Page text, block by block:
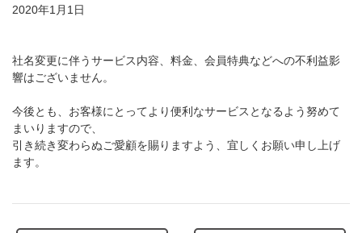
2020年1月1日
社名変更に伴うサービス内容、料金、会員特典などへの不利益影
響はございません。
今後とも、お客様にとってより便利なサービスとなるよう努めて
まいりますので、
引き続き変わらぬご愛顧を賜りますよう、宜しくお願い申し上げ
ます。